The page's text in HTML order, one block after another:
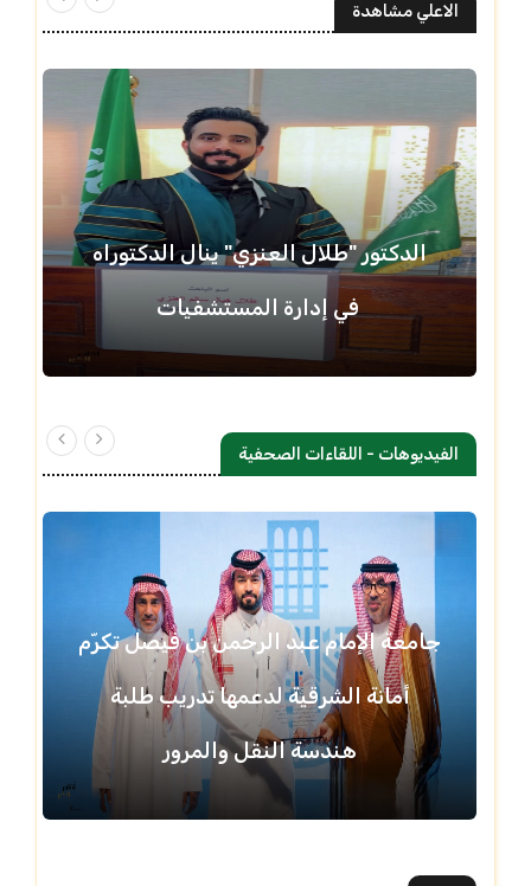
الاعلي مشاهدة
الدكتور "طلال العنزي" ينال الدكتوراه
في إدارة المستشفيات
الفيديوهات - اللقاءات الصحفية
جامعة الإمام عبد الرحمن بن فيصل تكرّم
أمانة الشرقية لدعمها تدريب طلبة
هندسة النقل والمرور